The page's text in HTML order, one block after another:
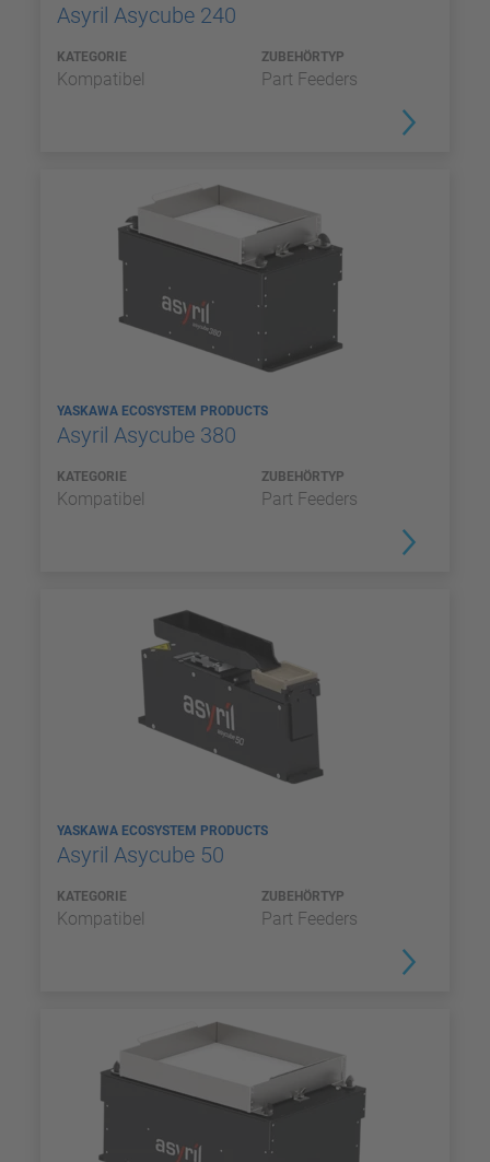
Asyril Asycube 240
KATEGORIE
Kompatibel
ZUBEHÖRTYP
Part Feeders
YASKAWA ECOSYSTEM PRODUCTS
Asyril Asycube 380
KATEGORIE
Kompatibel
ZUBEHÖRTYP
Part Feeders
YASKAWA ECOSYSTEM PRODUCTS
Asyril Asycube 50
KATEGORIE
Kompatibel
ZUBEHÖRTYP
Part Feeders